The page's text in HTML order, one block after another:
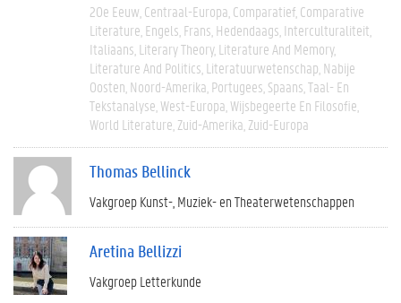
20e Eeuw Centraal-Europa Comparatief Comparative
Literature Engels Frans Hedendaags Interculturaliteit
Italiaans Literary Theory Literature And Memory
Literature And Politics Literatuurwetenschap Nabije
Oosten Noord-Amerika Portugees Spaans Taal- En
Tekstanalyse West-Europa Wijsbegeerte En Filosofie
World Literature Zuid-Amerika Zuid-Europa
Thomas Bellinck
Vakgroep Kunst-, Muziek- en Theaterwetenschappen
Aretina Bellizzi
Vakgroep Letterkunde